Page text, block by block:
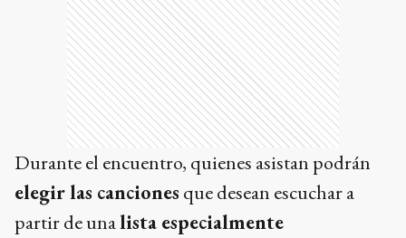
Durante el encuentro, quienes asistan podrán
elegir las canciones que desean escuchar a
partir de unalista especialmente